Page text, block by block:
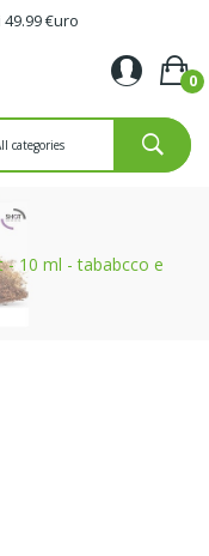
€uro
0
- 10 ml - tababcco e